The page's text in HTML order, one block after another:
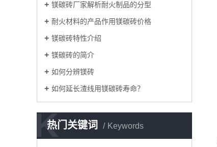
镁碳砖厂家解析耐火制品的分型
耐火材料的产品作用镁碳砖价格
镁碳砖特性介绍
镁碳砖的简介
如何分辨镁砖
如何延长渣线用镁碳砖寿命？
热门关键词 Keywords
K